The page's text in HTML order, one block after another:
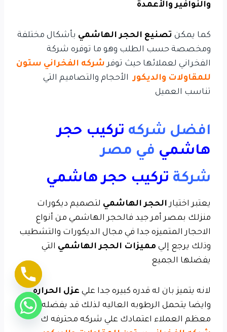
والنوافير والأعمدة
كما يمكن تصنيع الحجر الهاشمي بأشكال مختلفة
ومخصصة حسب الطلب وهو ما توفره شركة
الفخراني لعملائها حيث توفرشركه الفخراني ستون
للمقاولات والديكور الأحجام والتصاميم التي
تناسب العميل
افضل شركه تركيب حجر
هاشمي في مصر
شركة تركيب حجر هاشمي
يعتبر اختيارالحجر الهاشمي لتصميم ديكورات
منزلك بمصر أمر جيد فالحجر الهاشمي من أنواع
الاحجار المتميزه جدا في مجال الديكورات والتشطيب
وذلك يرجع إلي مميزات الحجر الهاشمي التي
يفضلها الجميع
لانه يتميز بان له قدره كبيره جدا علي عزل الحراره
وايضا يتحمل الرطوبه العاليه لذلك قد يفضله
معظم العملاء اعتمادك علي شركه محترفه ك